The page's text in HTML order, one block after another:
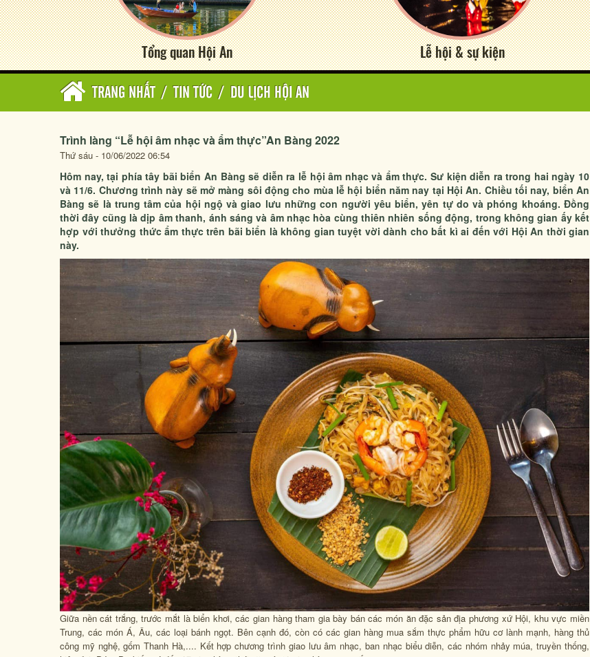
Tổng quan Hội An Lễ hội & sự kiện
TRANG NHẤT / TIN TỨC / DU LỊCH HỘI AN
Trình làng “Lễ hội âm nhạc và ẩm thực”An Bàng 2022
Thứ sáu - 10/06/2022 06:54
Hôm nay, tại phía tây bãi biển An Bàng sẽ diễn ra lễ hội âm nhạc và ẩm thực. Sư kiện diễn ra trong hai ngày 10
và 11/6. Chương trình này sẽ mở màng sôi động cho mùa lễ hội biển năm nay tại Hội An. Chiều tối nay, biển An
Bàng sẽ là trung tâm của hội ngộ và giao lưu những con người yêu biển, yên tự do và phóng khoáng. Đồng
thời đây cũng là dịp âm thanh, ánh sáng và âm nhạc hòa cùng thiên nhiên sống động, trong không gian ấy kết
hợp với thưởng thức ẩm thực trên bãi biển là không gian tuyệt vời dành cho bất kì ai đến với Hội An thời gian
này.
Giữa nền cát trắng, trước mắt là biển khơi, các gian hàng tham gia bày bán các món ăn đặc sản địa phương xứ Hội, khu vực miền
Trung, các món Á, Âu, các loại bánh ngọt. Bên cạnh đó, còn có các gian hàng mua sắm thực phẩm hữu cơ lành mạnh, hàng thủ
công mỹ nghệ, gốm Thanh Hà,.... Kết hợp chương trình giao lưu âm nhạc, ban nhạc biểu diễn, các nhóm nhảy múa, truyền thống,